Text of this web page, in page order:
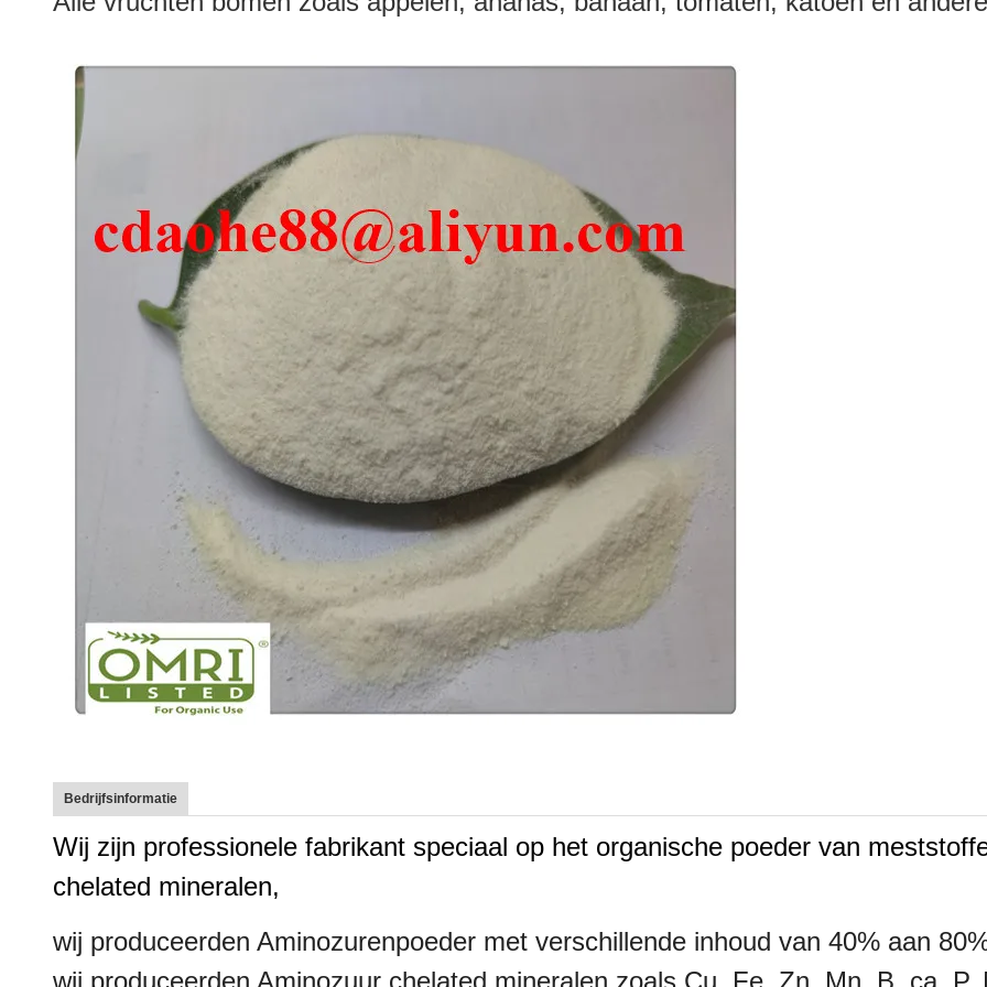
Bedrijfsinformatie
Wij zijn professionele fabrikant speciaal op het organische poeder van
chelated mineralen,
wij produceerden Aminozurenpoeder met verschillende inhoud van 40% aan
wij produceerden Aminozuur chelated mineralen zoals Cu, Fe, Zn, Mn, B, ca, P,